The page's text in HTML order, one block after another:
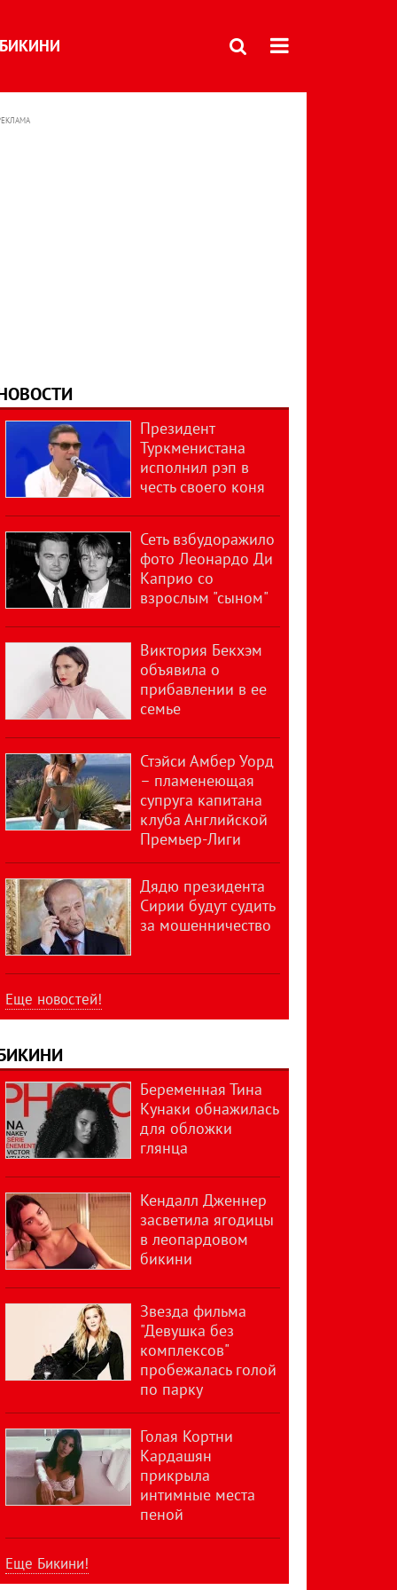
БИКИНИ
Президент
Туркменистана
исполнил рэп в
честь своего коня
Сеть взбудоражило
фото Леонардо Ди
Каприо со
взрослым "сыном"
Виктория Бекхэм
объявила о
прибавлении в ее
семье
Стэйси Амбер Уорд
– пламенеющая
супруга капитана
клуба Английской
Премьер-Лиги
Дядю президента
Сирии будут судить
за мошенничество
Еще новостей!
Беременная Тина
Кунаки обнажилась
для обложки
глянца
Кендалл Дженнер
засветила ягодицы
в леопардовом
бикини
Звезда фильма
"Девушка без
комплексов"
пробежалась голой
по парку
Голая Кортни
Кардашян
прикрыла
интимные места
пеной
Еще Бикини!